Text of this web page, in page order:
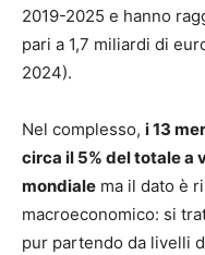
2019-2025 e hanno
pari a 1,7 miliardi di
2024).
Nel complesso, i 13
circa il 5% del totale a
mondiale ma il dato è
macroeconomico: si
pur partendo da livelli